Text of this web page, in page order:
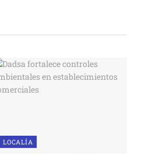
LOCALÍA